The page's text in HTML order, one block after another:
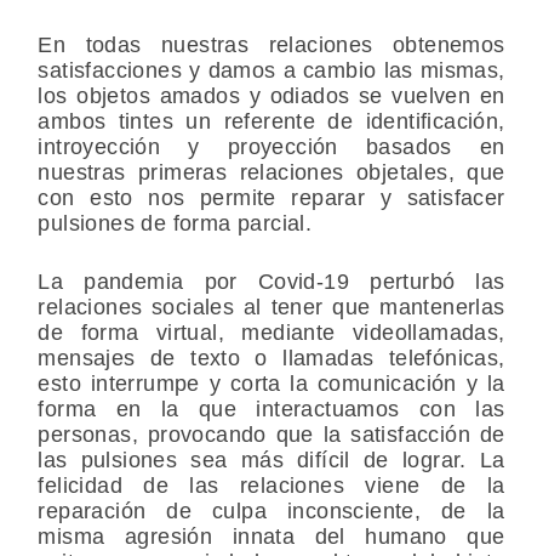
En todas nuestras relaciones obtenemos
satisfacciones y damos a cambio las mismas,
los objetos amados y odiados se vuelven en
ambos tintes un referente de identificación,
introyección y proyección basados en
nuestras primeras relaciones objetales, que
con esto nos permite reparar y satisfacer
pulsiones de forma parcial.
La pandemia por Covid-19 perturbó las
relaciones sociales al tener que mantenerlas
de forma virtual, mediante videollamadas,
mensajes de texto o llamadas telefónicas,
esto interrumpe y corta la comunicación y la
forma en la que interactuamos con las
personas, provocando que la satisfacción de
las pulsiones sea más difícil de lograr. La
felicidad de las relaciones viene de la
reparación de culpa inconsciente, de la
misma agresión innata del humano que